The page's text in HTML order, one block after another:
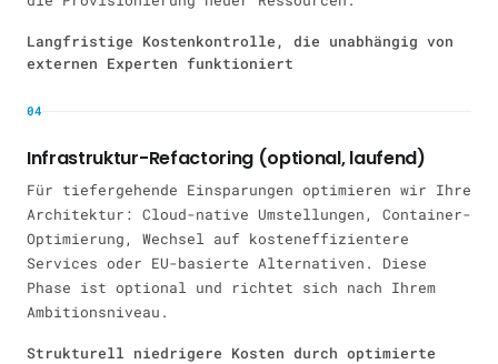
Langfristige Kostenkontrolle, die unabhängig von
externen Experten funktioniert
04
Infrastruktur-Refactoring (optional, laufend)
Für tiefergehende Einsparungen optimieren wir Ihre
Architektur: Cloud-native Umstellungen, Container-
Optimierung, Wechsel auf kosteneffizientere
Services oder EU-basierte Alternativen. Diese
Phase ist optional und richtet sich nach Ihrem
Ambitionsniveau.
Strukturell niedrigere Kosten durch optimierte